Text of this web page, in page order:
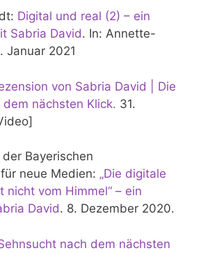
Digital und real (2) – ein
Sabria David. In: Annette-
Januar 2021
von Sabria David | Die
nächsten Klick. 31.
Bayerischen
neue Medien: „Die digitale
nicht vom Himmel“ – ein
David. 8. Dezember 2020.
nach dem nächsten